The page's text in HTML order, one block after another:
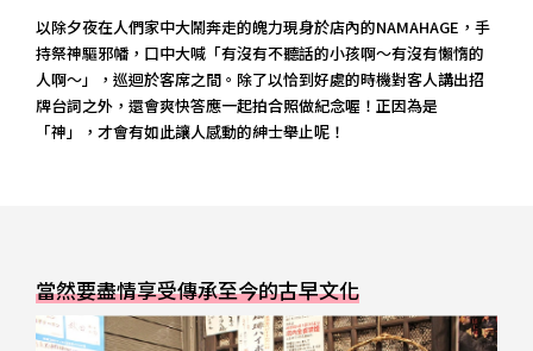
以除夕夜在人們家中大鬧奔走的魄力現身於店內的NAMAHAGE，手
持祭神驅邪幡，口中大喊「有沒有不聽話的小孩啊～有沒有懶惰的
人啊～」，巡迴於客席之間。除了以恰到好處的時機對客人講出招
牌台詞之外，還會爽快答應一起拍合照做紀念喔！正因為是
「神」，才會有如此讓人感動的紳士舉止呢！
當然要盡情享受傳承至今的古早文化